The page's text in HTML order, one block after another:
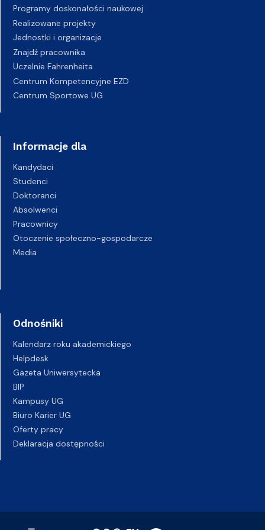
Programy doskonałości naukowej
Realizowane projekty
Jednostki i organizacje
Znajdź pracownika
Uczelnie Fahrenheita
Centrum Kompetencyjne EZD
Centrum Sportowe UG
Informacje dla
Kandydaci
Studenci
Doktoranci
Absolwenci
Pracownicy
Otoczenie społeczno-gospodarcze
Media
Odnośniki
Kalendarz roku akademickiego
Helpdesk
Gazeta Uniwersytecka
BIP
Kampusy UG
Biuro Karier UG
Oferty pracy
Deklaracja dostępności